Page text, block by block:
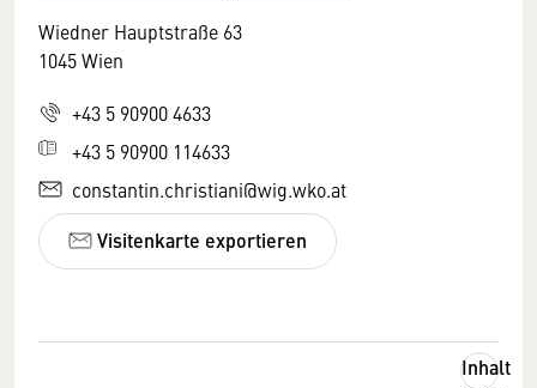
Wiedner Hauptstraße 63
1045 Wien
+43 5 90900 4633
+43 5 90900 114633
constantin.christiani@wig.wko.at
Visitenkarte exportieren
Inhalt